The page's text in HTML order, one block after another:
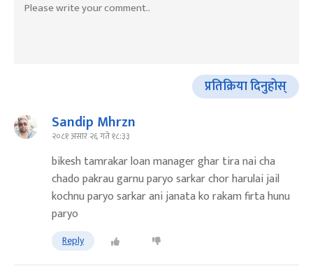
प्रतिक्रिया दिनुहोस्
Sandip Mhrzn
२०८१ असार २६ गते १८:३३
bikesh tamrakar loan manager ghar tira nai cha
chado pakrau garnu paryo sarkar chor harulai jail
kochnu paryo sarkar ani janata ko rakam firta hunu
paryo
Reply